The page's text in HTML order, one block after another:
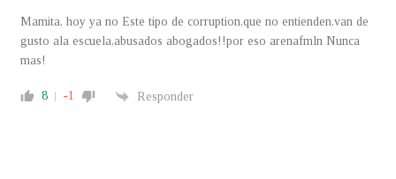
Mamita, hoy ya no Este tipo de corruption,que no entienden,van de
gusto ala escuela,abusados abogados!!por eso arenafmln Nunca
mas!
8 -1 Responder